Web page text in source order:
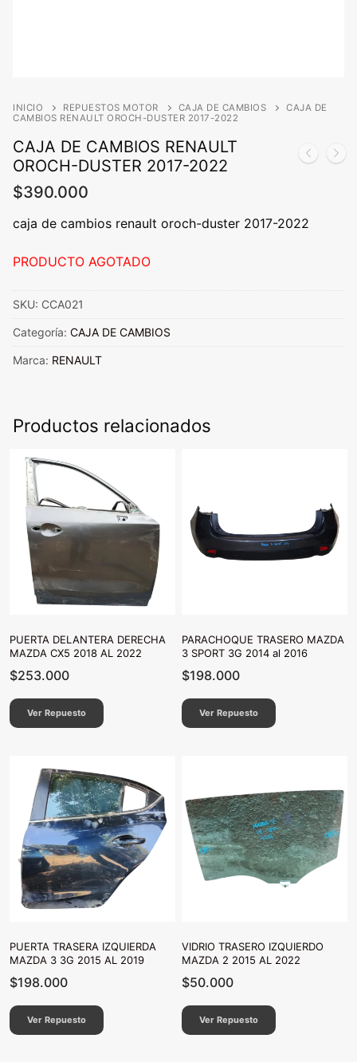
INICIO REPUESTOS MOTOR CAJA DE CAMBIOS
CAJA DE
CAMBIOS RENAULT OROCH-DUSTER 2017-2022
CAJA DE CAMBIOS RENAULT
OROCH-DUSTER 2017-2022
$390.000
caja de cambios renault oroch-duster 2017-2022
PRODUCTO AGOTADO
SKU: CCA021
Categoría: CAJA DE CAMBIOS
Marca: RENAULT
Productos relacionados
PUERTA DELANTERA DERECHA
MAZDA CX5 2018 AL 2022
$253.000
Ver Repuesto
PARACHOQUE TRASERO MAZDA
3 SPORT 3G 2014 al 2016
$198.000
Ver Repuesto
PUERTA TRASERA IZQUIERDA
MAZDA 3 3G 2015 AL 2019
$198.000
Ver Repuesto
VIDRIO TRASERO IZQUIERDO
MAZDA 2 2015 AL 2022
$50.000
Ver Repuesto